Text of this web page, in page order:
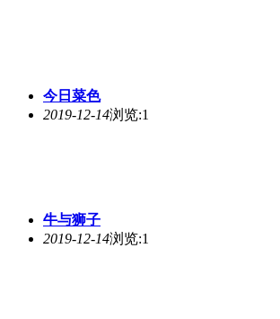
今日菜色
2019-12-14浏览:1
牛与狮子
2019-12-14浏览:1